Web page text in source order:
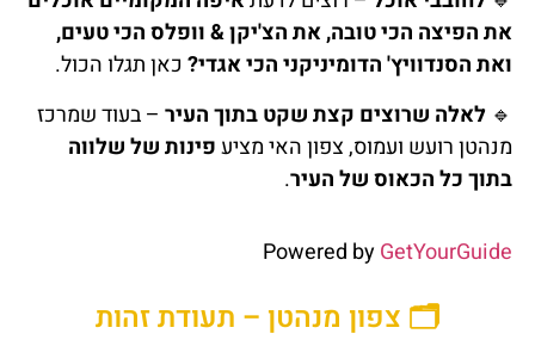
את הפיצה הכי טובה, את הצ'יקן & וופלס הכי טעים,
ואת הסנדוויץ' הדומיניקני הכי אגדי?כאן תגלו הכול.
🔹 לאלה שרוצים קצת שקט בתוך העיר– בעוד שמרכז
מנהטן רועש ועמוס, צפון האי מציעפינות של שלווה
בתוך כל הכאוס של העיר.
Powered byGetYourGuide
🗂️ צפון מנהטן – תעודת זהות